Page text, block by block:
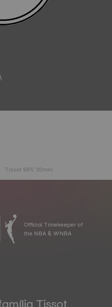
ÁGUA
são sujeitas a
Tissot SRV 30mm
Official Timekeeper of
the NBA & WNBA